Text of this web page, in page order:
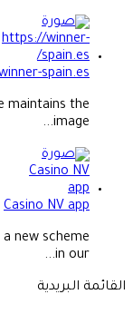
spain.es/
maintains the
image...
Casino NV app
new scheme
in our...
القائمة البريدية